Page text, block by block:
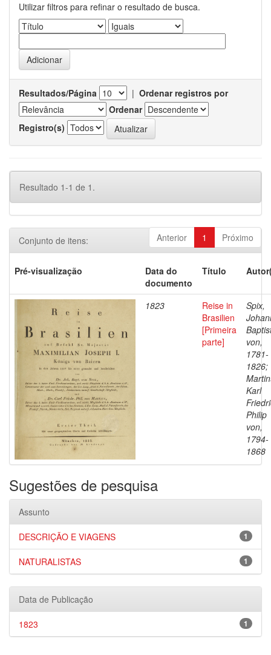
Utilizar filtros para refinar o resultado de busca.
Resultados/Página | Ordenar registros por
Ordenar
Registro(s)
Resultado 1-1 de 1.
Anterior 1 Próximo
Conjunto de itens:
Pré-visualização
Data do
documento
Título
1823
Reise in
Brasilien
[Primeira
parte]
Spix,
von,
1781-
1826;
Karl
Philip
von,
1794-
1868
Sugestões de pesquisa
Assunto
1
DESCRIÇÃO E VIAGENS
1
NATURALISTAS
Data de Publicação
1
1823